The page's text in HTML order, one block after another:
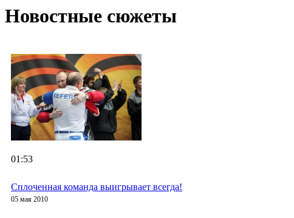
Новостные сюжеты
01:53
Сплоченная команда выигрывает всегда!
05 мая 2010